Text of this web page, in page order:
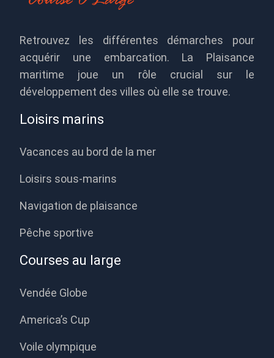
Retrouvez les différentes démarches pour
acquérir une embarcation. La Plaisance
maritime joue un rôle crucial sur le
développement des villes où elle se trouve.
Loisirs marins
Vacances au bord de la mer
Loisirs sous-marins
Navigation de plaisance
Pêche sportive
Courses au large
Vendée Globe
America’s Cup
Voile olympique